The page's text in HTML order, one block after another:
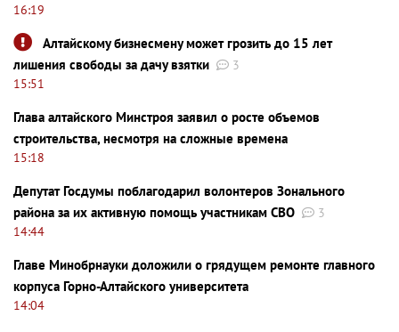
16:19
Алтайскому бизнесмену может грозить до 15 лет
лишения свободы за дачу взятки
3
15:51
Глава алтайского Минстроя заявил о росте объемов
строительства, несмотря на сложные времена
15:18
Депутат Госдумы поблагодарил волонтеров Зонального
района за их активную помощь участникам СВО
3
14:44
Главе Минобрнауки доложили о грядущем ремонте главного
корпуса Горно-Алтайского университета
14:04